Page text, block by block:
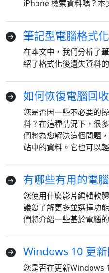
iPhone 檢索資料嗎？本
筆記型電腦格式
在本文中，我們分析了
紹了格式化後遺失資料
如何恢復電腦回
您是否因一些不必要的
料？在這種情況下，很
們將為您解決這個問題
站中的資料。它也可以
有哪些有用的電
您使用什麼影片編輯軟
議您了解更多並選擇功
們將介紹一些基於電腦
Windows 10 更
您是否在更新Windows
語